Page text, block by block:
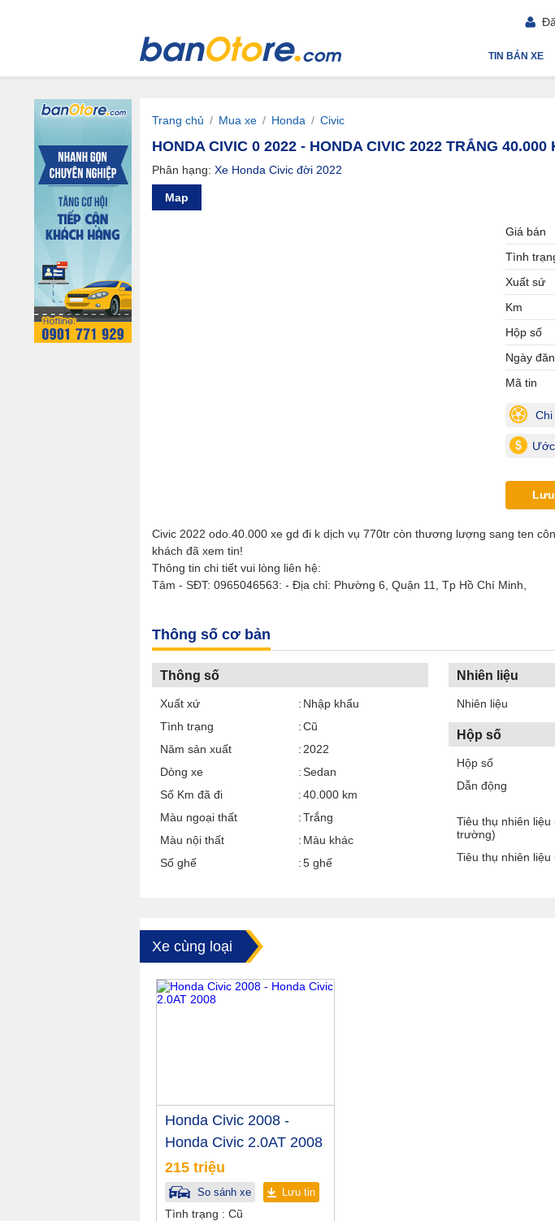
TIN BÁN XE
Trang chủ / Mua xe / Honda / Civic
HONDA CIVIC 0 2022 - HONDA CIVIC 2022 TRẮNG 40.000
Phân hạng: Xe Honda Civic đời 2022
Map
Giá bán
Tình
Xuất sứ
Km
Hộp số
Ngày
Mã tin
Civic 2022 odo.40.000 xe gd đi k dịch vụ 770tr còn thương lượng sang ten
khách đã xem tin!
Thông tin chi tiết vui lòng liên hệ:
Tâm - SĐT: 0965046563: - Địa chỉ: Phường 6, Quận 11, Tp Hồ Chí Minh,
Thông số cơ bản
Thông số
Xuất xứ
Nhập khẩu
Tình trạng
Cũ
Năm sản xuất
2022
Dòng xe
Sedan
Số Km đã đi
40.000 km
Màu ngoại thất
Trắng
Màu nội thất
Màu khác
Số ghế
5 ghế
Nhiên liệu
Nhiên liệu
Hộp số
Hộp số
Dẫn động
Tiêu thụ nhiên liệu
trường)
Tiêu thụ nhiên liệu
Xe cùng loại
Honda Civic 2008 -
Honda Civic 2.0AT 2008
215 triệu
So sánh xe Lưu tin
Tình trạng
Cũ